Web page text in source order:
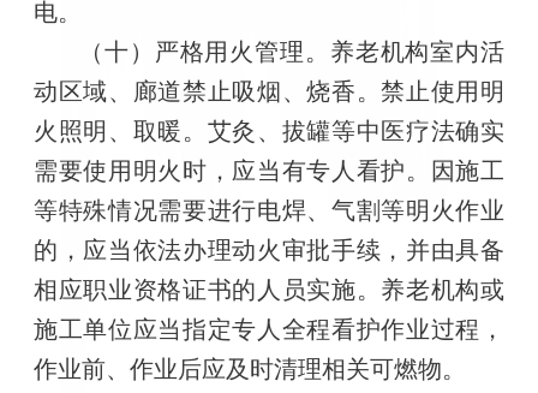
电。
（十）严格用火管理。养老机构室内活
动区域、廊道禁止吸烟、烧香。禁止使用明
火照明、取暖。艾灸、拔罐等中医疗法确实
需要使用明火时，应当有专人看护。因施工
等特殊情况需要进行电焊、气割等明火作业
的，应当依法办理动火审批手续，并由具备
相应职业资格证书的人员实施。养老机构或
施工单位应当指定专人全程看护作业过程，
作业前、作业后应及时清理相关可燃物。